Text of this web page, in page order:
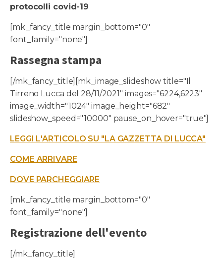
protocolli covid-19
[mk_fancy_title margin_bottom="0"
font_family="none"]
Rassegna stampa
[/mk_fancy_title][mk_image_slideshow title="Il
Tirreno Lucca del 28/11/2021" images="6224,6223"
image_width="1024" image_height="682"
slideshow_speed="10000" pause_on_hover="true"]
LEGGI L'ARTICOLO SU "LA GAZZETTA DI LUCCA"
COME ARRIVARE
DOVE PARCHEGGIARE
[mk_fancy_title margin_bottom="0"
font_family="none"]
Registrazione dell'evento
[/mk_fancy_title]